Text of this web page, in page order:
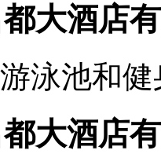
大酒店
泳池和
大酒店